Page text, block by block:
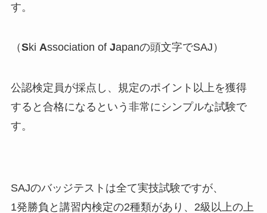
す。
（Ski Association of Japanの頭文字でSAJ）
公認検定員が採点し、規定のポイント以上を獲得
すると合格になるという非常にシンプルな試験で
す。
SAJのバッジテストは全て実技試験ですが、
1発勝負と講習内検定の2種類があり、2級以上の上